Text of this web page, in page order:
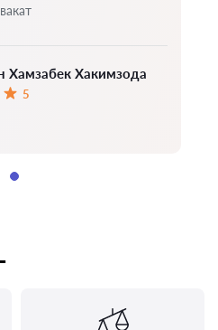
Хамзабек Хакимзода
5